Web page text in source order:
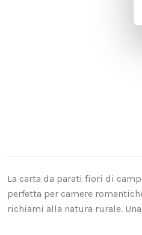
La carta da parati fiori di
perfetta per camere
richiami alla natura rurale.